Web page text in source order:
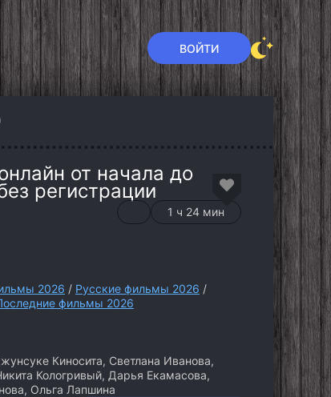
ВОЙТИ
от начала до
регистрации
1 ч 24 мин
2026 / Русские фильмы 2026 /
фильмы 2026
Киносита, Светлана Иванова,
Кологривый, Дарья Екамасова,
Ольга Лапшина